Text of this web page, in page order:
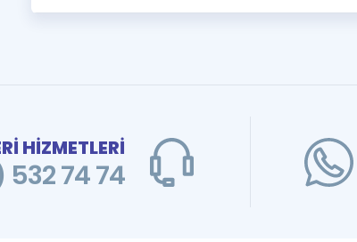
HİZMETLERİ
74 74